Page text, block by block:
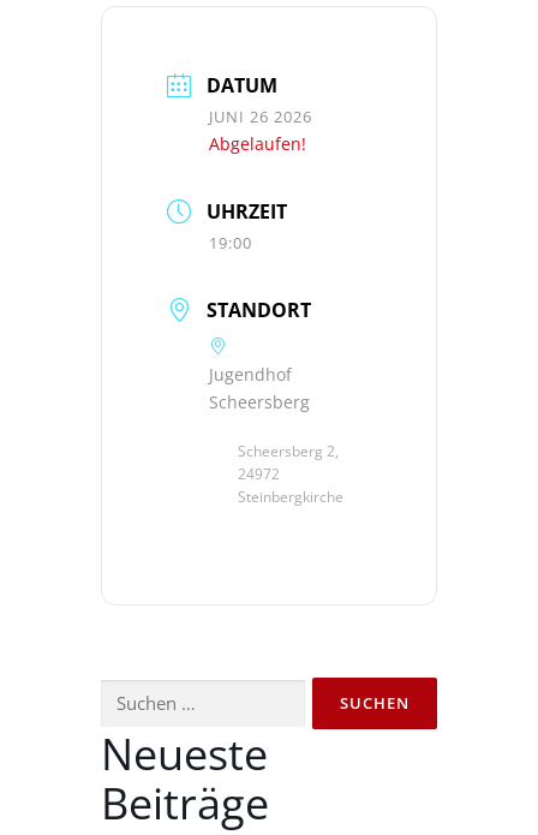
DATUM
JUNI 26 2026
Abgelaufen!
UHRZEIT
19:00
STANDORT
Jugendhof
Scheersberg
Scheersberg 2,
24972
Steinbergkirche
nach:
Neueste
Beiträge